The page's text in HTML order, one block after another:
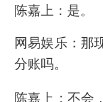
陈嘉上：是。
网易娱乐：那
分账吗。
陈嘉上：不会